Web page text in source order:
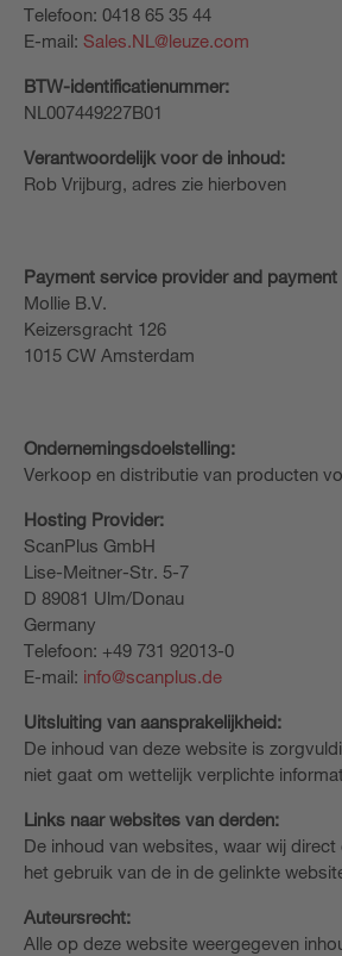
Telefoon: 0418 65 35 44
E-mail: Sales.NL@leuze.com
BTW-identificatienummer:
NL007449227B01
Verantwoordelijk voor de inhoud:
Rob Vrijburg, adres zie hierboven
Payment service provider and
Mollie B.V.
Keizersgracht 126
1015 CW Amsterdam
Ondernemingsdoelstelling:
Verkoop en distributie van producten
Hosting Provider:
ScanPlus GmbH
Lise-Meitner-Str. 5-7
D 89081 Ulm/Donau
Germany
Telefoon: +49 731 92013-0
E-mail: info@scanplus.de
Uitsluiting van aansprakelijkheid:
De inhoud van deze website is
niet gaat om wettelijk verplichte
Links naar websites van derden:
De inhoud van websites, waar wij
het gebruik van de in de gelinkte
Auteursrecht:
Alle op deze website weergegeven